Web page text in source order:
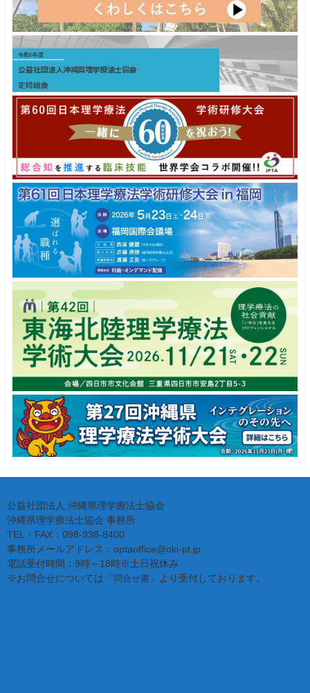
公益社団法人 沖縄県理学療法士協会
沖縄県理学療法士協会 事務所
TEL・FAX：098-938-8400
事務所メールアドレス：optaoffice@oki-pt.jp
電話受付時間：9時～18時※土日祝休み
※お問合せについては「 問合せ書 」より受付しております。